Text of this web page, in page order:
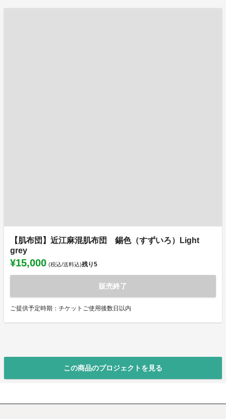
【肌布団】近江麻混肌布団 錫色（すずいろ）Light
grey
¥15,000 (税込/送料込)残り5
販売終了
ご提供予定時期：チケットご使用後数日以内
この商品のプロジェクトを見る